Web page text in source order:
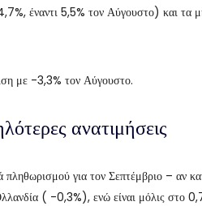
έναντι 5,5% τον Αύγουστο) και τα
με -3,3% τον Αύγουστο.
ανατιμήσεις
για τον Σεπτέμβριο – αν
( -0,3%), ενώ είναι μόλις στο